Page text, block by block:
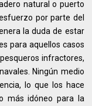
natural o puerto
por parte del
la duda de estar
para aquellos casos
infractores,
Ningún medio
lo que los hace
más idóneo para la